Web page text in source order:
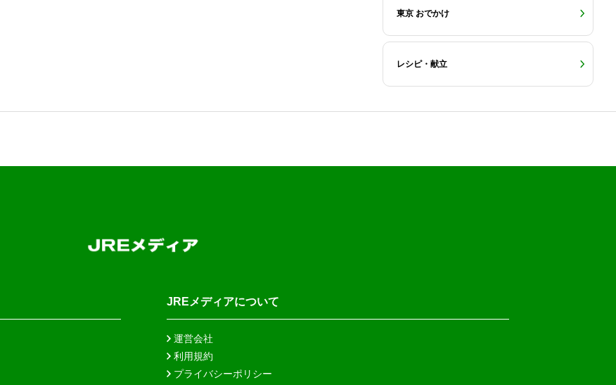
東京 おでかけ
レシピ・献立
JREメディアについて
運営会社
利用規約
プライバシーポリシー